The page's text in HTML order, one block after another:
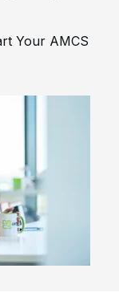
Your AMCS